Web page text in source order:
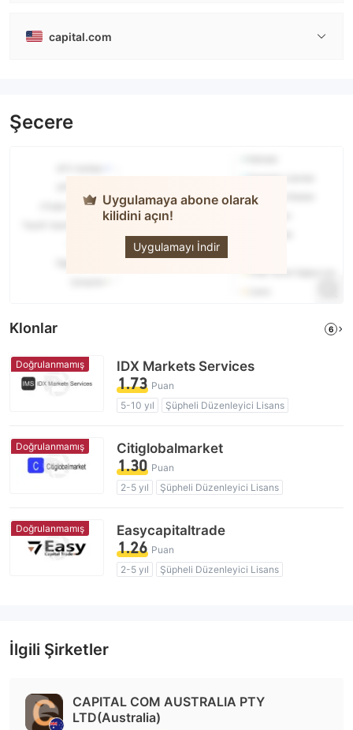
capital.com
Şecere
Uygulamaya abone olarak
kilidini açın!
Uygulamayı İndir
Klonlar 6
Doğrulanmamış IDX Markets Services
1.73 Puan
5-10 yıl
Şüpheli Düzenleyici Lisans
Yüksek düzeyde potansiyel risk
Doğrulanmamış Citiglobalmarket
1.30 Puan
2-5 yıl
Şüpheli Düzenleyici Lisans
Yüksek düzeyde potansiyel risk
Doğrulanmamış Easycapitaltrade
1.26 Puan
2-5 yıl
Şüpheli Düzenleyici Lisans
İlgili Şirketler
CAPITAL COM AUSTRALIA PTY
LTD(Australia)